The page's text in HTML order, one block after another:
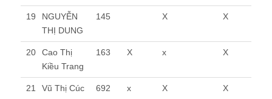
19
NGUYỄN
THỊ DUNG
145 X X
20
Cao Thị
Kiều Trang
163 X x X
21 Vũ Thị Cúc 692 x X X